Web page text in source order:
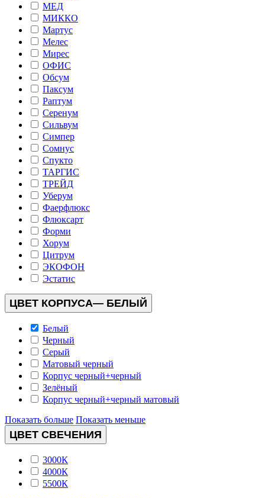
МЕД
МИККО
Мартус
Мелес
Мирес
ОФИС
Обсум
Паксум
Раптум
Серенум
Сильвум
Симпер
Сомнус
Спукто
ТАРГИС
ТРЕЙД
Уберум
Фаерфлюкс
Флюксарт
Форми
Хорум
Цитрум
ЭКОФОН
Эстатис
ЦВЕТ КОРПУСА— БЕЛЫЙ
Белый
Черный
Серый
Матовый черный
Корпус черный+черный
Зелёный
Корпус черный+черный матовый
Показать больше Показать меньше
ЦВЕТ СВЕЧЕНИЯ
3000К
4000К
5500К